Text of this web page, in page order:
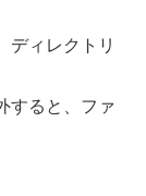
ディレクトリ
すると、ファ